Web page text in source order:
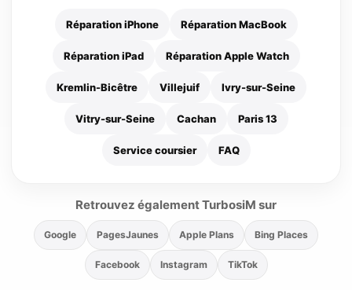
Réparation iPhone Réparation MacBook
Réparation iPad Réparation Apple Watch
Kremlin-Bicêtre Villejuif Ivry-sur-Seine
Vitry-sur-Seine Cachan Paris 13
Service coursier FAQ
Retrouvez également TurbosiM sur
Google PagesJaunes Apple Plans Bing Places
Facebook Instagram TikTok